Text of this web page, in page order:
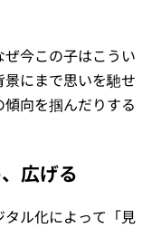
今この子はこうい
にまで思いを馳せ
向を掴んだりする
広げる
ル化によって「見